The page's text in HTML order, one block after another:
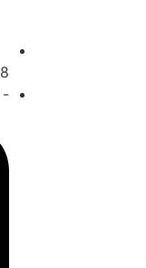
8 جولای 2022
-